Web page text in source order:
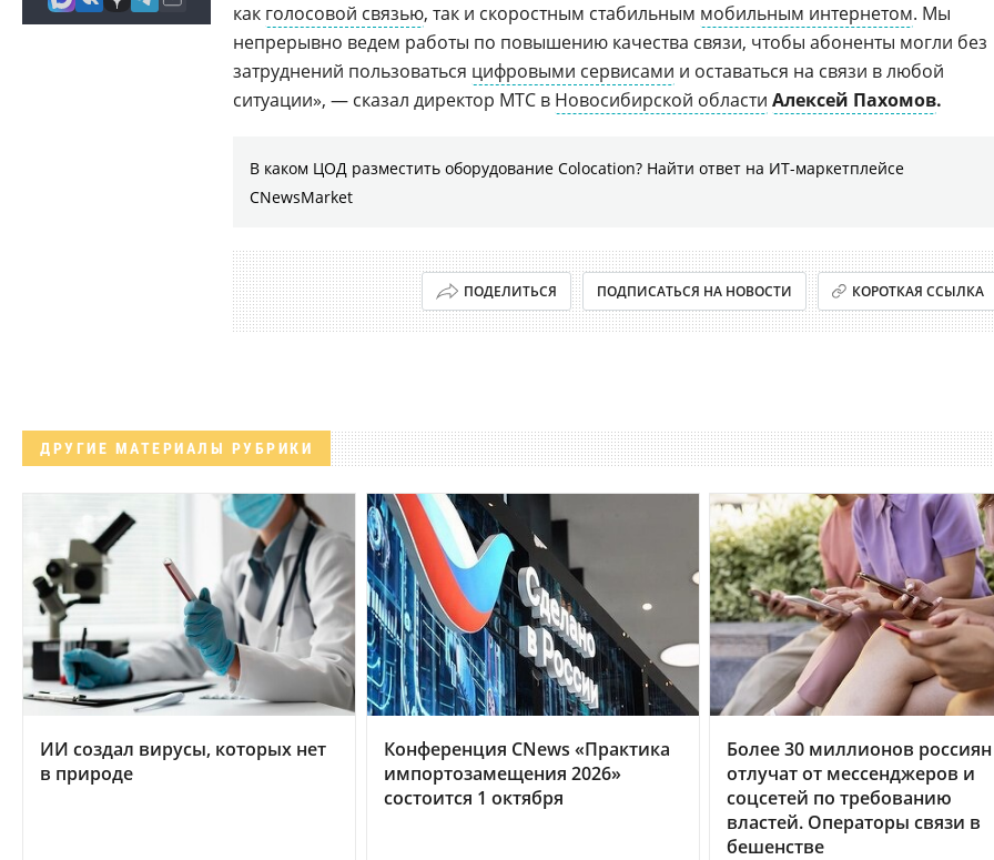
как голосовой связью, так и скоростным стабильным мобильным интернетом. Мы
непрерывно ведем работы по повышению качества связи, чтобы абоненты могли без
затруднений пользоваться цифровыми сервисами и оставаться на связи в любой
ситуации», — сказал директор МТС в Новосибирской области Алексей Пахомов.
В каком ЦОД разместить оборудование Colocation? Найти ответ на ИТ-маркетплейсе
CNewsMarket
ПОДЕЛИТЬСЯ ПОДПИСАТЬСЯ НА НОВОСТИ КОРОТКАЯ ССЫЛКА
ДРУГИЕ МАТЕРИАЛЫ РУБРИКИ
ИИ создал вирусы, которых нет
в природе
Конференция CNews «Практика
импортозамещения 2026»
состоится 1 октября
Более 30 миллионов россиян
отлучат от мессенджеров и
соцсетей по требованию
властей. Операторы связи в
бешенстве